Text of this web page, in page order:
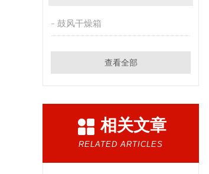
鼓风干燥箱
查看全部
相关文章
RELATED ARTICLES